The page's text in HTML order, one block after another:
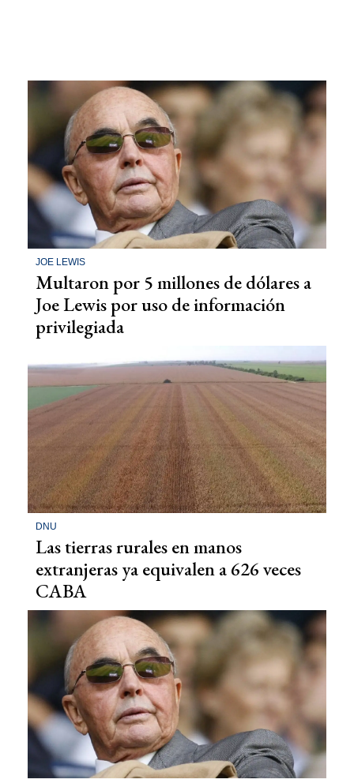
JOE LEWIS
Multaron por 5 millones de dólares a
Joe Lewis por uso de información
privilegiada
DNU
Las tierras rurales en manos
extranjeras ya equivalen a 626 veces
CABA